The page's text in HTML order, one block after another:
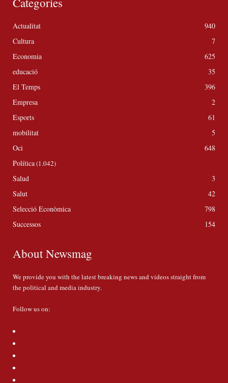
Actualitat
940
Cultura
7
Economia
625
educació
35
El Temps
396
Empresa
2
Esports
61
mobilitat
5
Oci
648
Política(1.042)
Salud
3
Salut
42
Selecció Econòmica
798
Successos
154
About Newsmag
We provide you with the latest breaking news and videos straight from
the political and media industry.
Follow us on: